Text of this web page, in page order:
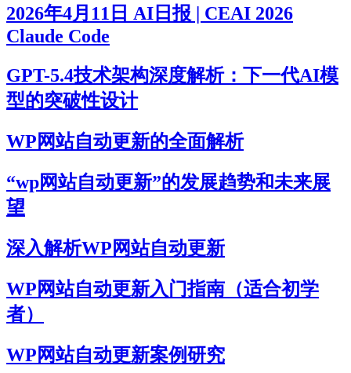
2026年4月11日 AI日报 | CEAI 2026
Claude Code
GPT-5.4技术架构深度解析：下一代AI模
型的突破性设计
WP网站自动更新的全面解析
“wp网站自动更新”的发展趋势和未来展
望
深入解析WP网站自动更新
WP网站自动更新入门指南（适合初学
者）
WP网站自动更新案例研究